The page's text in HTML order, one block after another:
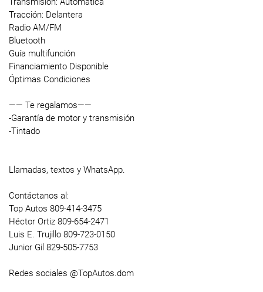
Tracción: Delantera
Radio AM/FM
Bluetooth
Guía multifunción
Financiamiento Disponible
Óptimas Condiciones
—— Te regalamos——
-Garantía de motor y transmisión
-Tintado
Llamadas, textos y WhatsApp.
Contáctanos al:
Top Autos 809-414-3475
Héctor Ortiz 809-654-2471
Luis E. Trujillo 809-723-0150
Junior Gil 829-505-7753
Redes sociales @TopAutos.dom